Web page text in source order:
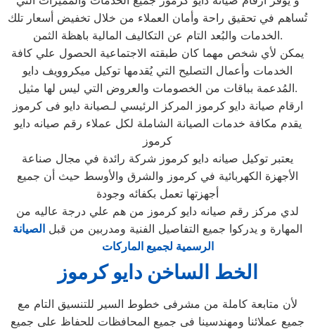
تُساهم في تحقيق راحة وأمان العملاء من خلال تخفيض أسعار تلك
الخدمات والبُعد التام عن التكاليف المالية باهظة الثمن.
يمكن لأي شخص مهما كان طبقته الاجتماعية الحصول علي كافة
الخدمات وأعمال التصليح التي يُقدمها توكيل ميكروويف دايو
المُدعمة بباقات من الخصومات والعروض التي ليس لها مثيل.
ارقام صيانة دايو كرموز المركز الرئيسي لـصيانة دايو فى كرموز
يقدم مكافة خدمات الصيانة الشاملة لكل عملاء رقم صيانه دايو
كرموز
يعتبر توكيل صيانه دايو كرموز شركة رائدة في مجال صناعة
الأجهزة الكهربائية في كرموز والشرق والأوسط حيث أن جميع
أجهزتها تعمل بكفائه وجودة
لدي مركز رقم صيانه دايو كرموز من هم علي درجة عاليه من
المهارة و يدركوا جميع التفاصيل الفنية ومدربين من قبل الصيانة
الرسمية لجميع الماركات
الخط الساخن دايو كرموز
لأن متابعة كاملة من مشرفى خطوط السير للتنسيق التام مع
جميع عملائنا ومهندسينا فى جميع المحافظات للحفاظ على جميع